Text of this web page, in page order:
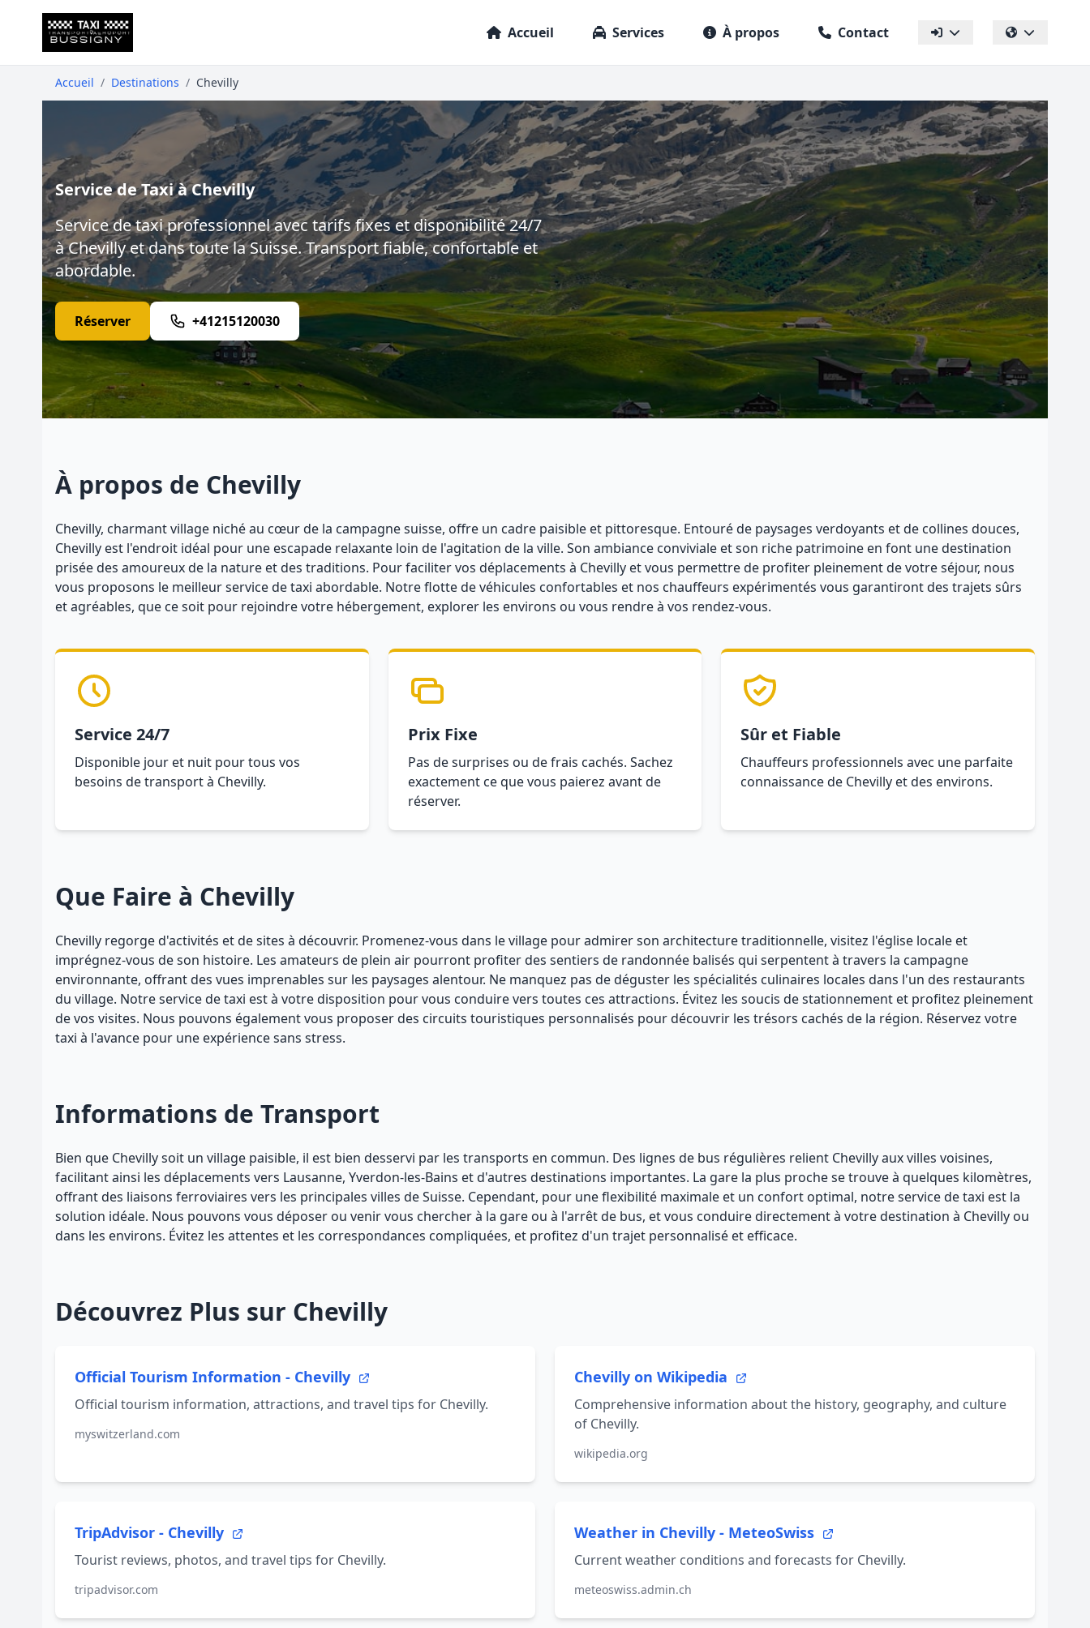
Accueil Services À propos Contact
Accueil / Destinations / Chevilly
Service de Taxi à Chevilly
Service de taxi professionnel avec tarifs fixes et disponibilité 24/7
à Chevilly et dans toute la Suisse. Transport fiable, confortable et
abordable.
Réserver +41215120030
À propos de Chevilly
Chevilly, charmant village niché au cœur de la campagne suisse, offre un cadre paisible et pittoresque. Entouré de paysages verdoyants et de collines douces,
Chevilly est l'endroit idéal pour une escapade relaxante loin de l'agitation de la ville. Son ambiance conviviale et son riche patrimoine en font une destination
prisée des amoureux de la nature et des traditions. Pour faciliter vos déplacements à Chevilly et vous permettre de profiter pleinement de votre séjour, nous
vous proposons le meilleur service de taxi abordable. Notre flotte de véhicules confortables et nos chauffeurs expérimentés vous garantiront des trajets sûrs
et agréables, que ce soit pour rejoindre votre hébergement, explorer les environs ou vous rendre à vos rendez-vous.
Service 24/7
Disponible jour et nuit pour tous vos
besoins de transport à Chevilly.
Prix Fixe
Pas de surprises ou de frais cachés. Sachez
exactement ce que vous paierez avant de
réserver.
Sûr et Fiable
Chauffeurs professionnels avec une parfaite
connaissance de Chevilly et des environs.
Que Faire à Chevilly
Chevilly regorge d'activités et de sites à découvrir. Promenez-vous dans le village pour admirer son architecture traditionnelle, visitez l'église locale et
imprégnez-vous de son histoire. Les amateurs de plein air pourront profiter des sentiers de randonnée balisés qui serpentent à travers la campagne
environnante, offrant des vues imprenables sur les paysages alentour. Ne manquez pas de déguster les spécialités culinaires locales dans l'un des restaurants
du village. Notre service de taxi est à votre disposition pour vous conduire vers toutes ces attractions. Évitez les soucis de stationnement et profitez pleinement
de vos visites. Nous pouvons également vous proposer des circuits touristiques personnalisés pour découvrir les trésors cachés de la région. Réservez votre
taxi à l'avance pour une expérience sans stress.
Informations de Transport
Bien que Chevilly soit un village paisible, il est bien desservi par les transports en commun. Des lignes de bus régulières relient Chevilly aux villes voisines,
facilitant ainsi les déplacements vers Lausanne, Yverdon-les-Bains et d'autres destinations importantes. La gare la plus proche se trouve à quelques kilomètres,
offrant des liaisons ferroviaires vers les principales villes de Suisse. Cependant, pour une flexibilité maximale et un confort optimal, notre service de taxi est la
solution idéale. Nous pouvons vous déposer ou venir vous chercher à la gare ou à l'arrêt de bus, et vous conduire directement à votre destination à Chevilly ou
dans les environs. Évitez les attentes et les correspondances compliquées, et profitez d'un trajet personnalisé et efficace.
Découvrez Plus sur Chevilly
Official Tourism Information - Chevilly
Official tourism information, attractions, and travel tips for Chevilly.
myswitzerland.com
Chevilly on Wikipedia
Comprehensive information about the history, geography, and culture
of Chevilly.
wikipedia.org
TripAdvisor - Chevilly
Tourist reviews, photos, and travel tips for Chevilly.
tripadvisor.com
Weather in Chevilly - MeteoSwiss
Current weather conditions and forecasts for Chevilly.
meteoswiss.admin.ch